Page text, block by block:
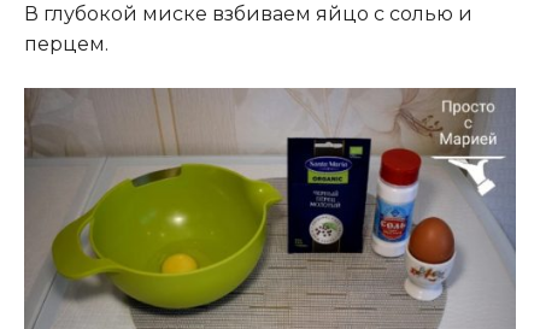
В глубокой миске взбиваем яйцо с солью и
перцем.